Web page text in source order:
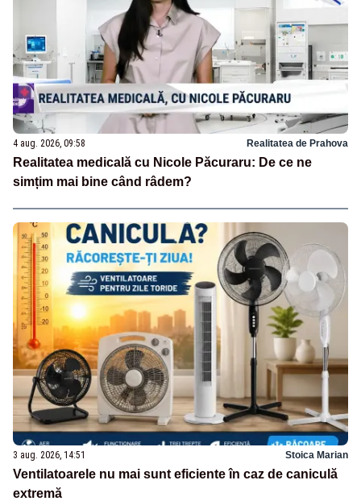
4 aug. 2026, 09:58 Realitatea de Prahova
Realitatea medicală cu Nicole Păcuraru: De ce ne
simțim mai bine când râdem?
3 aug. 2026, 14:51 Stoica Marian
Ventilatoarele nu mai sunt eficiente în caz de caniculă
extremă